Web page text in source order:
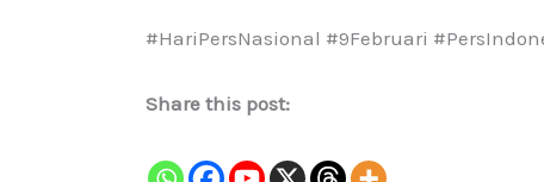
#HariPersNasional #9Februari
Share this post: